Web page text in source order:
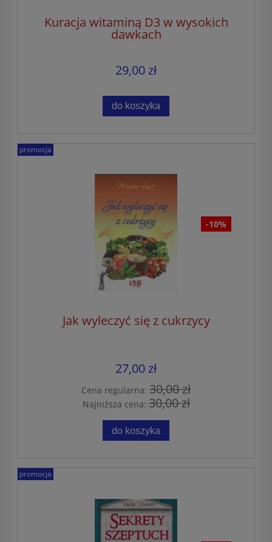
Kuracja witaminą D3 w wysokich
dawkach
29,00 zł
do koszyka
-10%
Jak wyleczyć się z cukrzycy
27,00 zł
Cena regularna: 30,00 zł
Najniższa cena:30,00 zł
do koszyka
promocja
promocja